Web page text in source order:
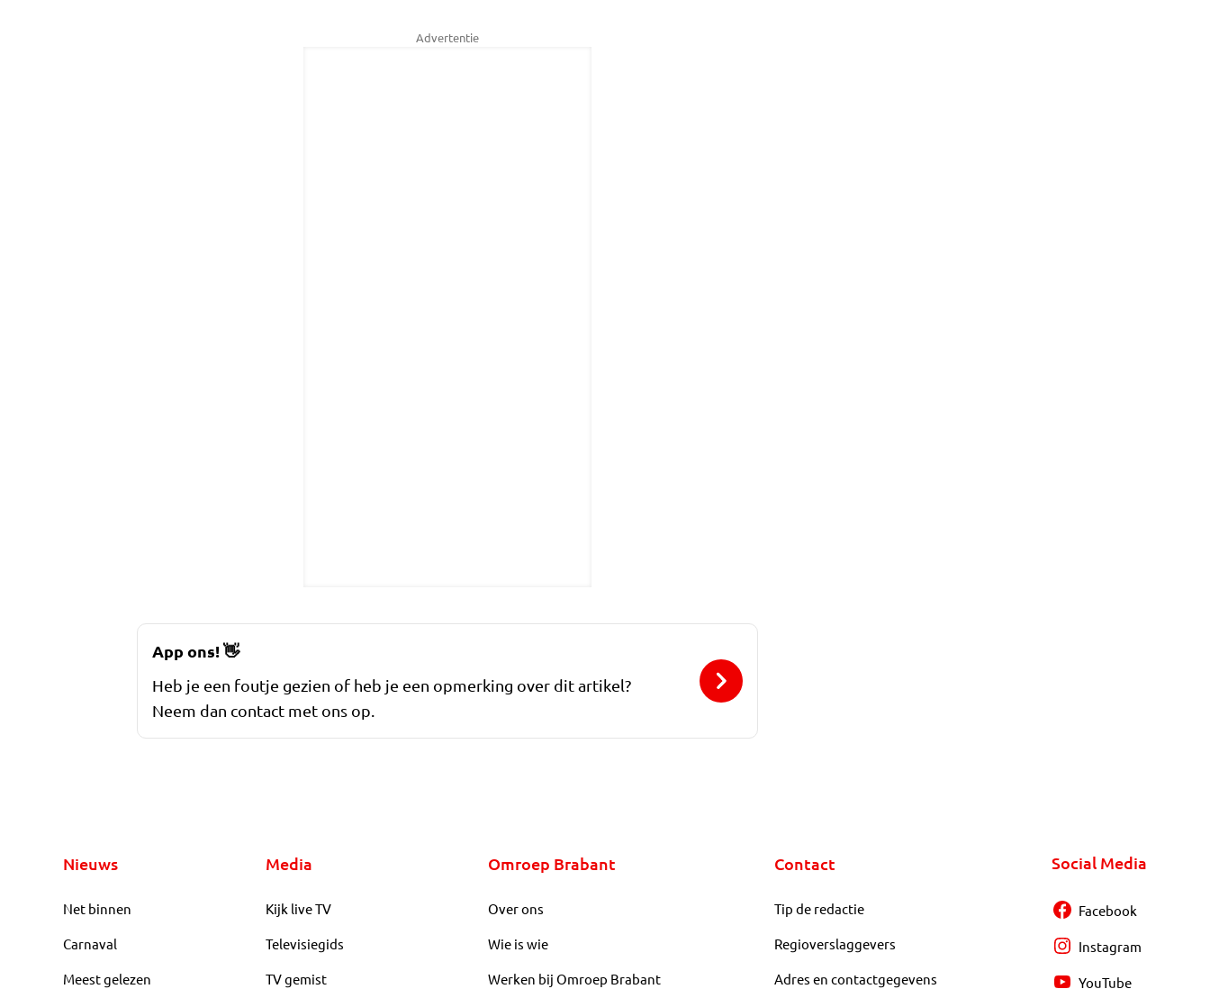
Advertentie
App ons!👋
Heb je een foutje gezien of heb je een opmerking over dit artikel?
Neem dan contact met ons op.
Nieuws
Net binnen
Carnaval
Meest gelezen
Media
Kijk live TV
Televisiegids
TV gemist
Omroep Brabant
Over ons
Wie is wie
Werken bij Omroep Brabant
Contact
Tip de redactie
Regioverslaggevers
Adres en contactgegevens
Social Media
Facebook
Instagram
YouTube